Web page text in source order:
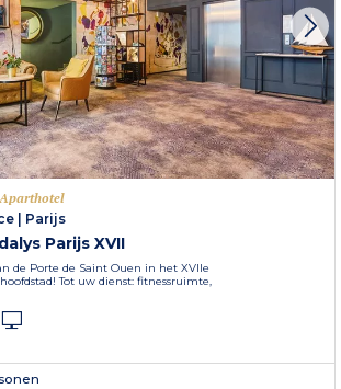
| Parijs
Parijs XVII
de Porte de Saint Ouen in het XVIIe
Tot uw dienst: fitnessruimte,